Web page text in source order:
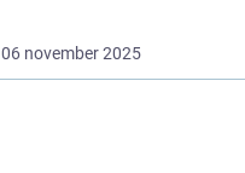
06 november 2025